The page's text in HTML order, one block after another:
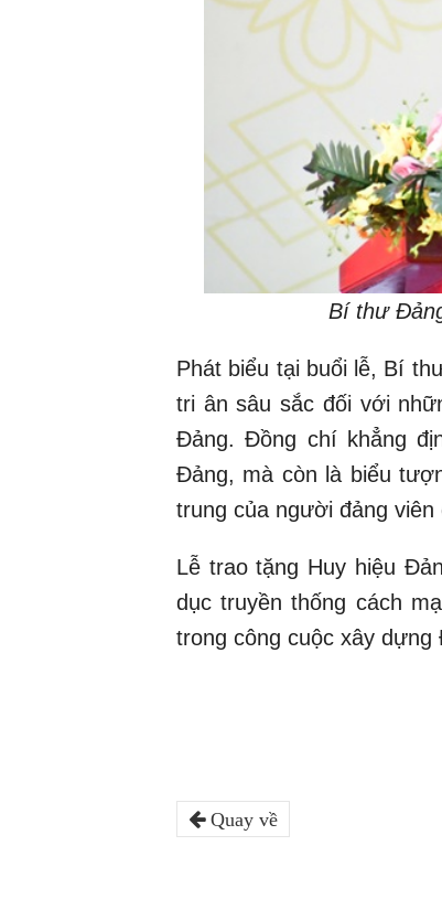
Bí thư
Phát biểu tại buổi lễ, Bí
tri ân sâu sắc đối với
Đảng. Đồng chí khẳng
Đảng, mà còn là biểu
trung của người đảng
Lễ trao tặng Huy hiệu
dục truyền thống cách
trong công cuộc xây dựng
Quay về